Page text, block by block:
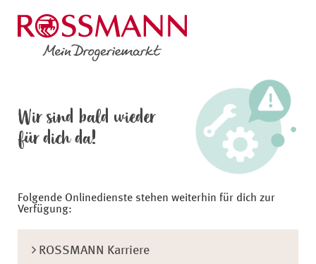
Wir sind bald wieder
für dich da!
Folgende Onlinedienste stehen weiterhin für dich zur
Verfügung:
ROSSMANN Karriere